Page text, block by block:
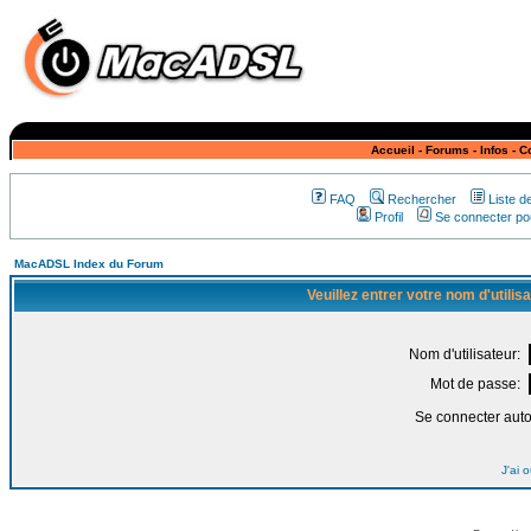
Accueil - Forums - Infos -
FAQ Rechercher
Liste
Profil
Se connecter
MacADSL Index du Forum
Veuillez entrer votre nom
Nom d'utilisateur:
Mot de passe:
Se connecter
J'ai